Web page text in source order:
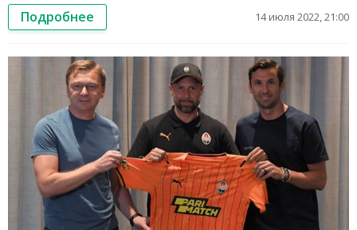
Подробнее 14 июля 2022, 21:00